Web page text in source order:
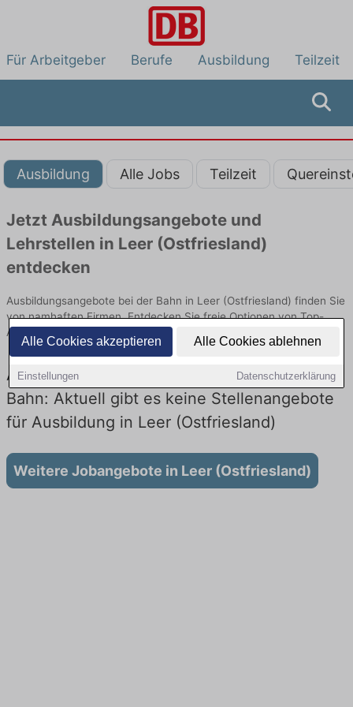
Alle Cookies akzeptieren Alle Cookies ablehnen
Einstellungen Datenschutzerklärung
Für Arbeitgeber Berufe Ausbildung Teilzeit
Ausbildung Alle Jobs Teilzeit
Jetzt Ausbildungsangebote und
Lehrstellen in Leer (Ostfriesland)
entdecken
Ausbildungsangebote bei der Bahn in Leer (Ostfriesland) finden Sie
von namhaften Firmen. Entdecken Sie freie Optionen von Top-
Arbeitgebern und bewerben Sie sich noch heute.
Ausbildung in Leer (Ostfriesland) bei der
Bahn: Aktuell gibt es keine Stellenangebote
für Ausbildung in Leer (Ostfriesland)
Weitere Jobangebote in Leer (Ostfriesland)